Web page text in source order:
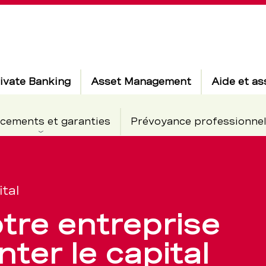
et garanties Prévoyance
Banking Asset Management Aide et
entreprise
le capital